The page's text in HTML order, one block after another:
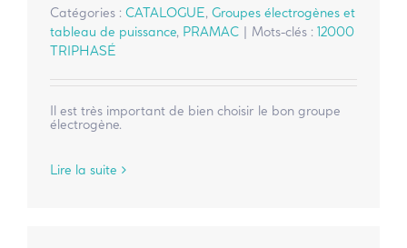
Catégories : CATALOGUE, Groupes électrogènes et
tableau de puissance, PRAMAC | Mots-clés : 12000
TRIPHASÉ
Il est très important de bien choisir le bon groupe
électrogène.
Lire la suite